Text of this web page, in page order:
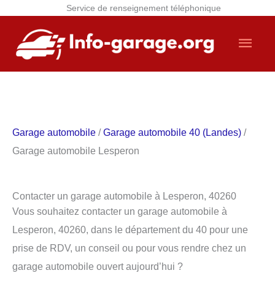
Service de renseignement téléphonique
contenu
Garage automobile /Garage automobile 40 (Landes) /
Garage automobile Lesperon
Contacter un garage automobile à Lesperon, 40260
Vous souhaitez contacter un garage automobile à
Lesperon, 40260, dans le département du 40 pour une
prise de RDV, un conseil ou pour vous rendre chez un
garage automobile ouvert aujourd’hui ?